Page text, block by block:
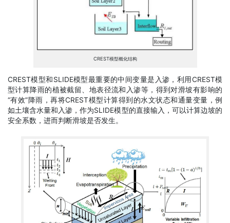
CREST模型概化结构
CREST模型和SLIDE模型最重要的中间变量是入渗，利用CREST模
型计算降雨的植被截留、地表径流和入渗等，得到对滑坡有影响的
“有效”降雨，再将CREST模型计算得到的水文状态和通量变量，例
如土壤含水量和入渗，作为SLIDE模型的直接输入，可以计算边坡的
安全系数，进而判断滑坡是否发生。